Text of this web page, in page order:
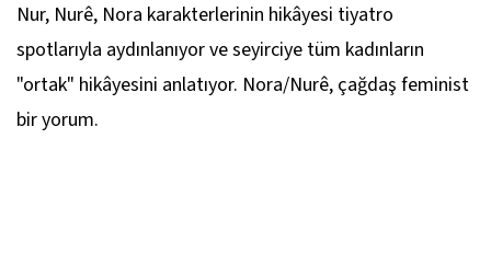
Nur, Nurê, Nora karakterlerinin hikâyesi tiyatro
spotlarıyla aydınlanıyor ve seyirciye tüm kadınların
"ortak" hikâyesini anlatıyor. Nora/Nurê, çağdaş feminist
bir yorum.